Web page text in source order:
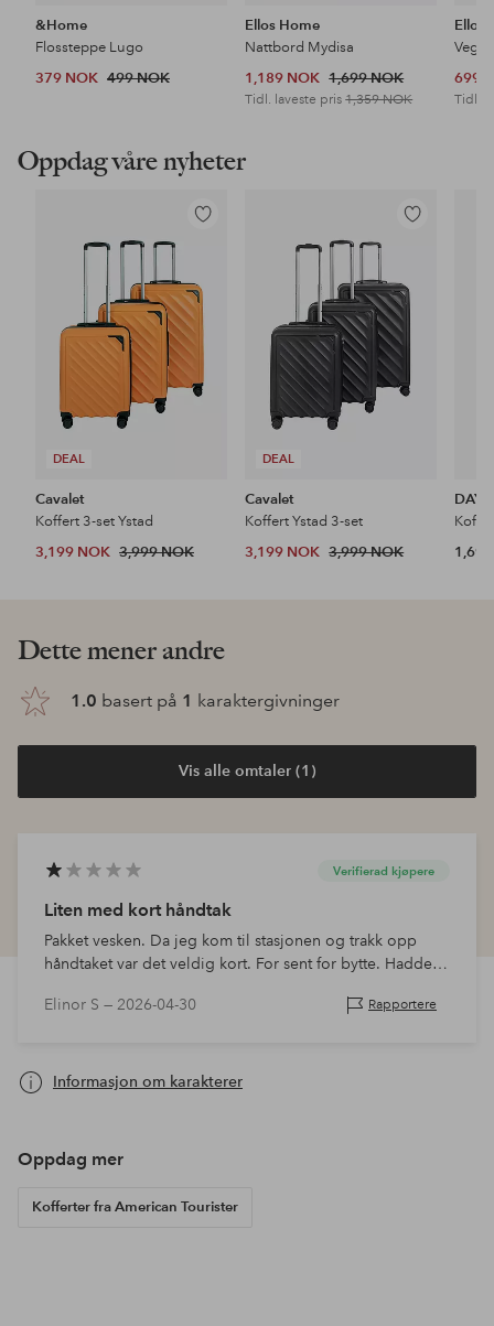
&Home
Flossteppe Lugo
379 NOK 499 NOK
Ellos Home
Nattbord Mydisa
1,189 NOK 1,699 NOK
Tidl. laveste pris1,359 NOK
Ellos
699
Tidl.
Oppdag våre nyheter
DEAL
Legg
Cavalet
Koffert 3-set Ystad
3,199 NOK 3,999 NOK
DEAL
Legg
Cavalet
Koffert Ystad 3-set
3,199 NOK 3,999 NOK
DAY
Dette mener andre
1.0 basert på 1 karaktergivninger
Vis alle omtaler (1)
Verifierad kjøpere
Liten med kort håndtak
Pakket vesken. Da jeg kom til stasjonen og trakk opp
håndtaket var det veldig kort. For sent for bytte. Hadde
med en gang
Elinor S — 2026-04-30 Rapportere
Informasjon om karakterer
Oppdag mer
Kofferter fra American Tourister